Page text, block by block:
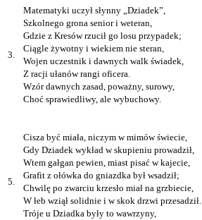
3.
Matematyki uczył słynny „Dziadek”,
Szkolnego grona senior i weteran,
Gdzie z Kresów rzucił go losu przypadek;
Ciągle żywotny i wiekiem nie steran,
Wojen uczestnik i dawnych walk świadek,
Z racji ułanów rangi oficera.
Wzór dawnych zasad, poważny, surowy,
Choć sprawiedliwy, ale wybuchowy.
5.
Cisza być miała, niczym w mimów świecie,
Gdy Dziadek wykład w skupieniu prowadził,
Wtem gałgan pewien, miast pisać w kajecie,
Grafit z ołówka do gniazdka był wsadził;
Chwilę po zwarciu krzesło miał na grzbiecie,
W łeb wziął solidnie i w skok drzwi przesadził.
Tróje u Dziadka były to wawrzyny,